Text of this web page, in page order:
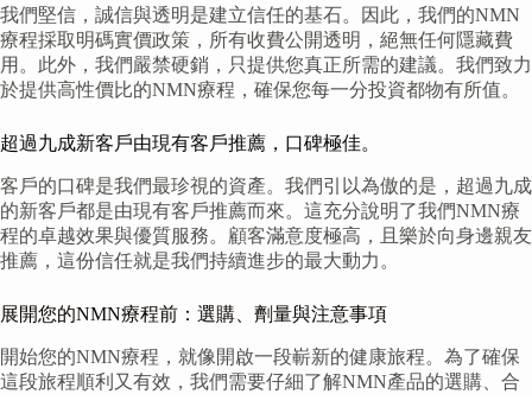
我們堅信，誠信與透明是建立信任的基石。因此，我們的NMN
療程採取明碼實價政策，所有收費公開透明，絕無任何隱藏費
用。此外，我們嚴禁硬銷，只提供您真正所需的建議。我們致力
於提供高性價比的NMN療程，確保您每一分投資都物有所值。
超過九成新客戶由現有客戶推薦，口碑極佳。
客戶的口碑是我們最珍視的資產。我們引以為傲的是，超過九成
的新客戶都是由現有客戶推薦而來。這充分說明了我們NMN療
程的卓越效果與優質服務。顧客滿意度極高，且樂於向身邊親友
推薦，這份信任就是我們持續進步的最大動力。
展開您的NMN療程前：選購、劑量與注意事項
開始您的NMN療程，就像開啟一段嶄新的健康旅程。為了確保
這段旅程順利又有效，我們需要仔細了解NMN產品的選購、合